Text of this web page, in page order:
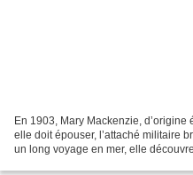
En 1903, Mary Mackenzie,
elle doit épouser, l’attaché militaire
un long voyage en mer, elle